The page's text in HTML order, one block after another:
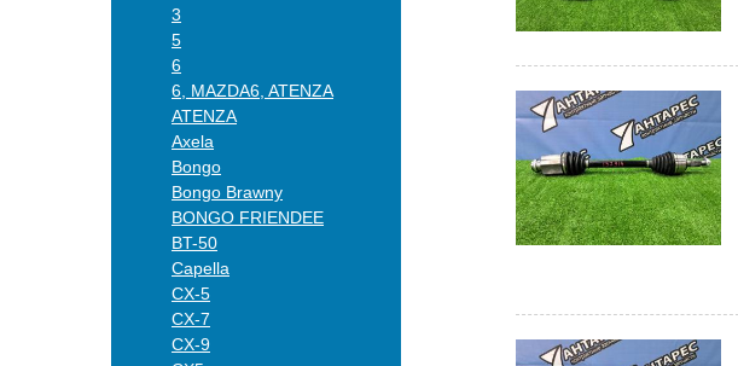
3
5
6
6, MAZDA6, ATENZA
ATENZA
Axela
Bongo
Bongo Brawny
BONGO FRIENDEE
BT-50
Capella
CX-5
CX-7
CX-9